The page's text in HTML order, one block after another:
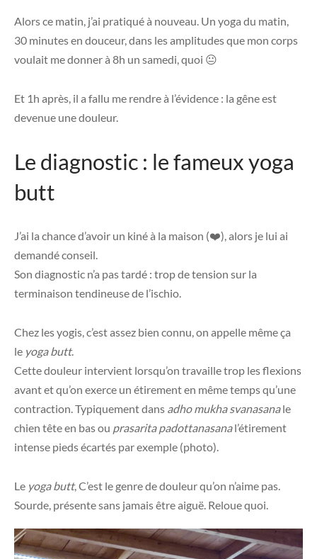
Alors ce matin, j’ai pratiqué à nouveau. Un yoga du matin,
30 minutes en douceur, dans les amplitudes que mon corps
voulait me donner à 8h un samedi, quoi 😐
Et 1h après, il a fallu me rendre à l’évidence : la gêne est
devenue une douleur.
Le diagnostic : le fameux yoga
butt
J’ai la chance d’avoir un kiné à la maison (❤️), alors je lui ai
demandé conseil.
Son diagnostic n’a pas tardé : trop de tension sur la
terminaison tendineuse de l’ischio.
Chez les yogis, c’est assez bien connu, on appelle même ça
le yoga butt.
Cette douleur intervient lorsqu’on travaille trop les flexions
avant et qu’on exerce un étirement en même temps qu’une
contraction. Typiquement dans adho mukha svanasanale
chien tête en bas ou prasarita padottanasanal’étirement
intense pieds écartés par exemple (photo).
Le yoga butt, C’est le genre de douleur qu’on n’aime pas.
Sourde, présente sans jamais être aiguë. Reloue quoi.